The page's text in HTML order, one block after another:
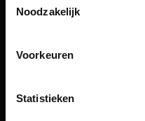
Noodzakelijk
Voorkeuren
Statistieken